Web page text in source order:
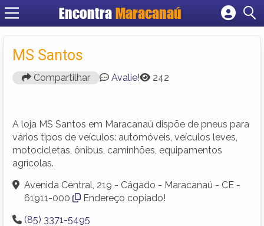
Encontra Maracanaú
Cadastrar empresa
MS Santos
Compartilhar Avalie! 242
A loja MS Santos em Maracanaú dispõe de pneus para
vários tipos de veículos: automóveis, veículos leves,
motocicletas, ônibus, caminhões, equipamentos
agrícolas.
Avenida Central, 219 - Cágado - Maracanaú - CE -
61911-000
Endereço copiado!
(85) 3371-5495